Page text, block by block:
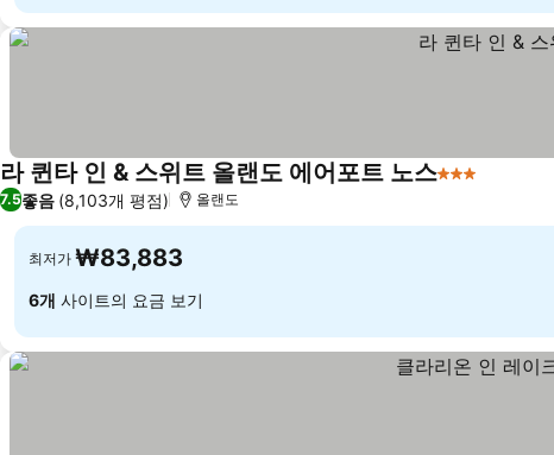
라 퀸타 인 & 스위트 올랜도 에어포트 노스3 성급
7.5좋음 (8,103개 평점) 올랜도
최저가 ₩83,883
6개 사이트의 요금 보기